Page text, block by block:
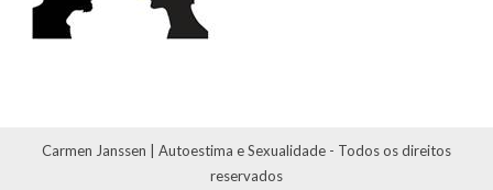
Carmen Janssen | Autoestima e Sexualidade - Todos os direitos
reservados